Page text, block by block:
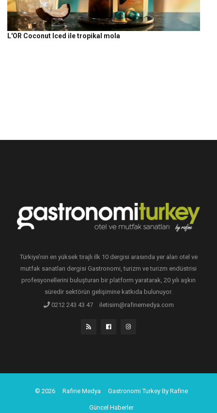
L'OR Coconut Iced ile tropikal mola
Türkiye’nin en yüksek tirajlı ilk 10 dergisi arasında yer alan otel ve
mutfak sanatları dergisi Gastronomi, turizm ve turizm endüstrisi
profesyonellerini buluşturan bir platform yaratarak, 20 yılı aşkın
süredir sektörün gelişimine katkıda bulunuyor.
0212 243 43 47
iletisim@rafinemedya.com
© 2026 Rafine Medya Gastronomi Turkey By Rafine
Güncel Haberler